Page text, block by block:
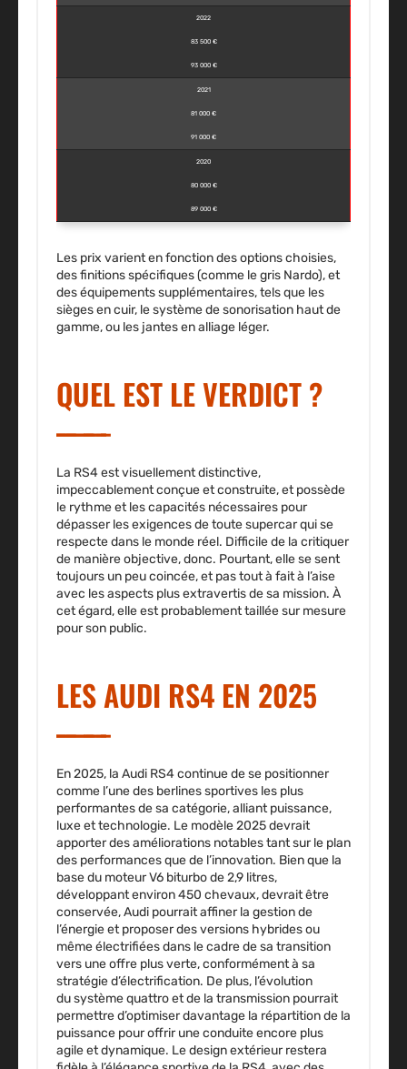
2022
83 500 €
93 000 €
2021
81 000 €
91 000 €
2020
80 000 €
89 000 €
Les prix varient en fonction des options choisies,
des finitions spécifiques (comme legris Nardo), et
des équipements supplémentaires, tels que les
sièges en cuir, le système de sonorisation haut de
gamme, ou les jantes en alliage léger.
QUEL EST LE VERDICT ?
La RS4 est visuellement distinctive,
impeccablement conçue et construite, et possède
le rythme et les capacités nécessaires pour
dépasser les exigences de toute supercar qui se
respecte dans le monde réel. Difficile de la critiquer
de manière objective, donc. Pourtant, elle se sent
toujours un peu coincée, et pas tout à fait à l’aise
avec les aspects plus extravertis de sa mission. À
cet égard, elle est probablement taillée sur mesure
pour son public.
LES AUDI RS4 EN 2025
En 2025, la Audi RS4continue de se positionner
comme l’une des berlines sportives les plus
performantes de sa catégorie, alliant puissance,
luxe et technologie. Le modèle 2025 devrait
apporter des améliorations notables tant sur le plan
des performances que de l’innovation. Bien que la
base du moteurV6 biturbode 2,9 litres,
développant environ450 chevaux, devrait être
conservée, Audi pourrait affiner la gestion de
l’énergie et proposer desversions hybridesou
mêmeélectrifiéesdans le cadre de sa transition
vers une offre plus verte, conformément à sa
stratégie d’électrification. De plus, l’évolution
dusystème quattroet de la transmission pourrait
permettre d’optimiser davantage la répartition de la
puissance pour offrir une conduite encore plus
agile et dynamique. Le design extérieur restera